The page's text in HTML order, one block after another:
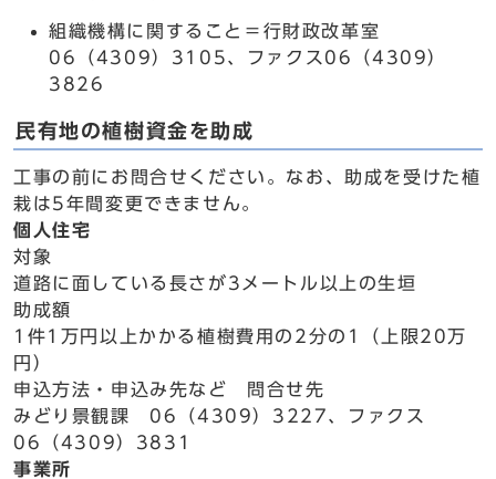
組織機構に関すること＝行財政改革室
06（4309）3105、ファクス06（4309）
3826
民有地の植樹資金を助成
工事の前にお問合せください。なお、助成を受けた植
栽は5年間変更できません。
個人住宅
対象
道路に面している長さが3メートル以上の生垣
助成額
1件1万円以上かかる植樹費用の2分の1（上限20万
円）
申込方法・申込み先など 問合せ先
みどり景観課 06（4309）3227、ファクス
06（4309）3831
事業所